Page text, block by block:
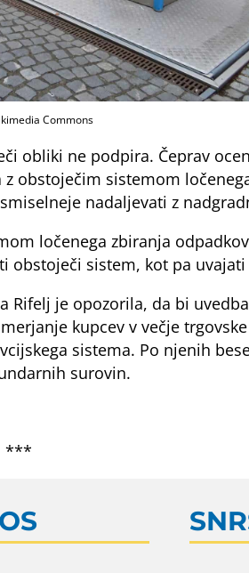
Commons
obliki ne podpira. Čeprav
obstoječim sistemom
nadaljevati z
ločenega zbiranja
sistem, kot pa
je opozorila, da bi
kupcev v večje
sistema. Po njenih
surovin.
***